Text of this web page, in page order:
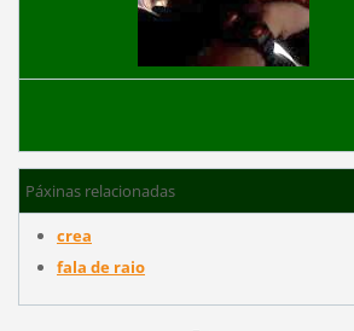
Páxinas relacionadas
crea
fala de raio